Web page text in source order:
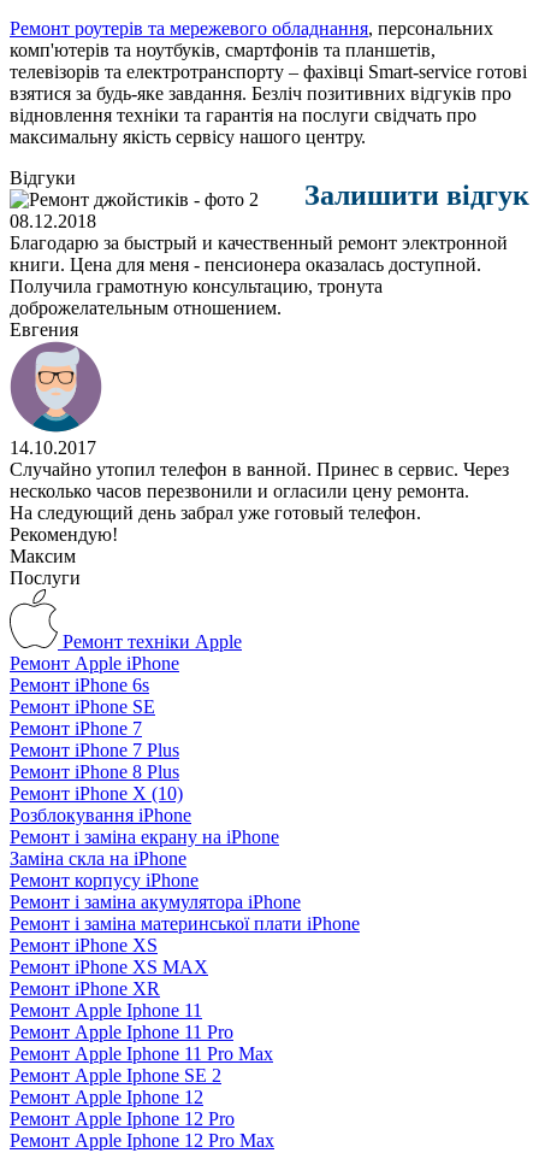
Ремонт роутерів та мережевого обладнання, персональних
комп'ютерів та ноутбуків, смартфонів та планшетів,
телевізорів та електротранспорту ‒ фахівці Smart-service готові
взятися за будь-яке завдання. Безліч позитивних відгуків про
відновлення техніки та гарантія на послуги свідчать про
максимальну якість сервісу нашого центру.
Залишити відгук
Відгуки
08.12.2018
Благодарю за быстрый и качественный ремонт электронной
книги. Цена для меня - пенсионера оказалась доступной.
Получила грамотную консультацию, тронута
доброжелательным отношением.
Евгения
14.10.2017
Случайно утопил телефон в ванной. Принес в сервис. Через
несколько часов перезвонили и огласили цену ремонта.
На следующий день забрал уже готовый телефон.
Рекомендую!
Максим
Послуги
Ремонт техніки Apple
Ремонт Apple iPhone
Ремонт iPhone 6s
Ремонт iPhone SE
Ремонт iPhone 7
Ремонт iPhone 7 Plus
Ремонт iPhone 8 Plus
Ремонт iPhone X (10)
Розблокування iPhone
Ремонт і заміна екрану на iPhone
Заміна скла на iPhone
Ремонт корпусу iPhone
Ремонт і заміна акумулятора iPhone
Ремонт і заміна материнської плати iPhone
Ремонт iPhone XS
Ремонт iPhone XS MAX
Ремонт iPhone XR
Ремонт Apple Iphone 11
Ремонт Apple Iphone 11 Pro
Ремонт Apple Iphone 11 Pro Max
Ремонт Apple Iphone SE 2
Ремонт Apple Iphone 12
Ремонт Apple Iphone 12 Pro
Ремонт Apple Iphone 12 Pro Max